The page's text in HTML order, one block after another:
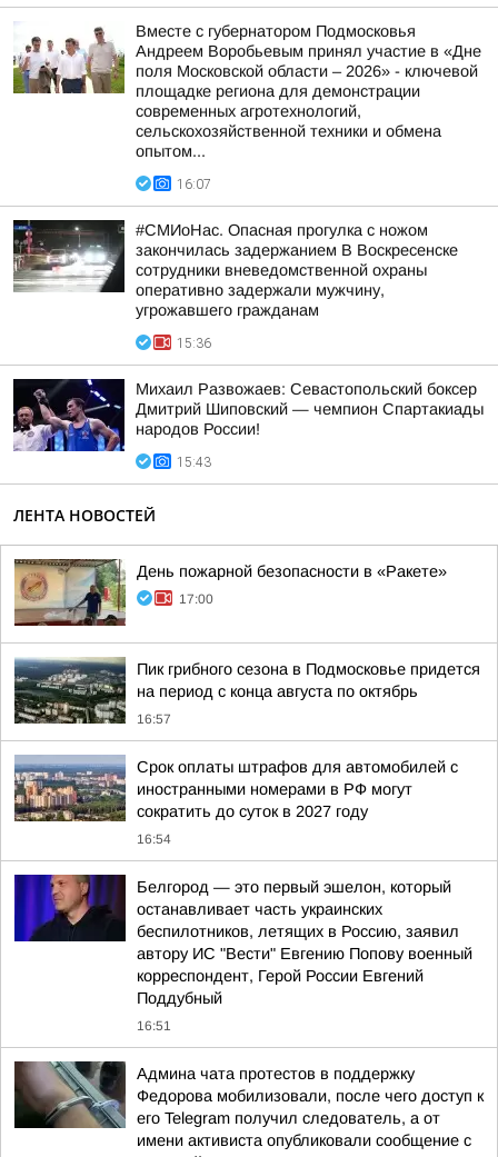
Вместе с губернатором Подмосковья
Андреем Воробьевым принял участие в «Дне
поля Московской области – 2026» - ключевой
площадке региона для демонстрации
современных агротехнологий,
сельскохозяйственной техники и обмена
опытом...
16:07
#СМИоНас. Опасная прогулка с ножом
закончилась задержанием В Воскресенске
сотрудники вневедомственной охраны
оперативно задержали мужчину,
угрожавшего гражданам
15:36
Михаил Развожаев: Севастопольский боксер
Дмитрий Шиповский — чемпион Спартакиады
народов России!
15:43
ЛЕНТА НОВОСТЕЙ
День пожарной безопасности в «Ракете»
17:00
Пик грибного сезона в Подмосковье придется
на период с конца августа по октябрь
16:57
Срок оплаты штрафов для автомобилей с
иностранными номерами в РФ могут
сократить до суток в 2027 году
16:54
Белгород — это первый эшелон, который
останавливает часть украинских
беспилотников, летящих в Россию, заявил
автору ИС "Вести" Евгению Попову военный
корреспондент, Герой России Евгений
Поддубный
16:51
Админа чата протестов в поддержку
Федорова мобилизовали, после чего доступ к
его Telegram получил следователь, а от
имени активиста опубликовали сообщение с